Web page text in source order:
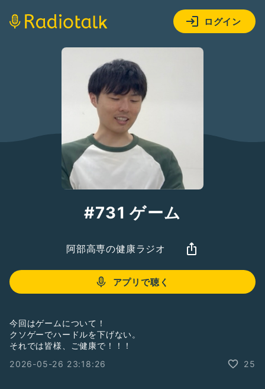
ログイン
#731 ゲーム
阿部高専の健康ラジオ
アプリで聴く
今回はゲームについて！
クソゲーでハードルを下げない。
それでは皆様、ご健康で！！！
2026-05-26 23:18:26
25